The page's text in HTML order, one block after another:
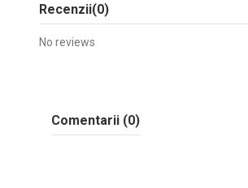
Recenzii(0)
No reviews
Comentarii (0)